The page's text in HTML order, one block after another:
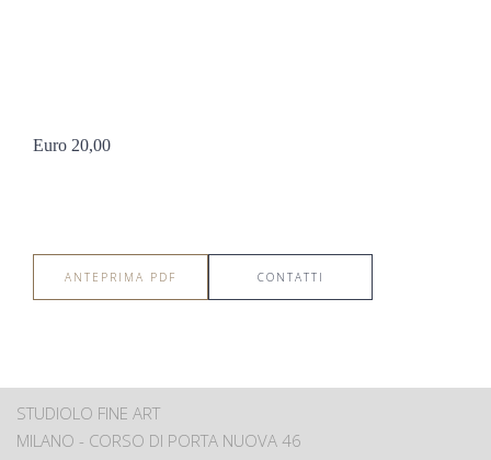
Euro 20,00
ANTEPRIMA PDF CONTATTI
STUDIOLO FINE ART
MILANO - CORSO DI PORTA NUOVA 46